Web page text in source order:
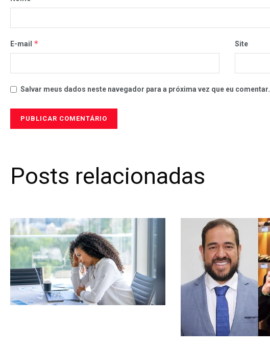
E-mail * Site
Salvar meus dados neste navegador para a próxima vez que eu comentar.
Posts relacionadas